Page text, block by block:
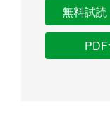
無料試